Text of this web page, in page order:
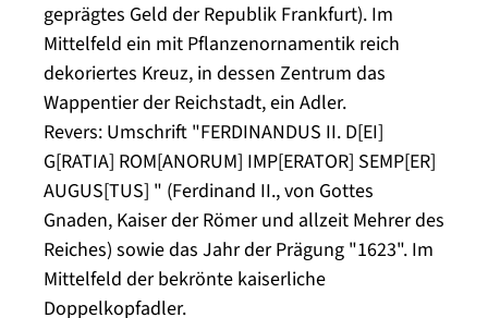
geprägtes Geld der Republik Frankfurt). Im
Mittelfeld ein mit Pflanzenornamentik reich
dekoriertes Kreuz, in dessen Zentrum das
Wappentier der Reichstadt, ein Adler.
Revers: Umschrift "FERDINANDUS II. D[EI]
G[RATIA] ROM[ANORUM] IMP[ERATOR] SEMP[ER]
AUGUS[TUS] " (Ferdinand II., von Gottes
Gnaden, Kaiser der Römer und allzeit Mehrer des
Reiches) sowie das Jahr der Prägung "1623". Im
Mittelfeld der bekrönte kaiserliche
Doppelkopfadler.